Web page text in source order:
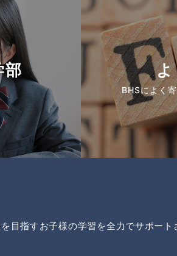
部
BHSによく
目指すお子様の学習を全力でサポート